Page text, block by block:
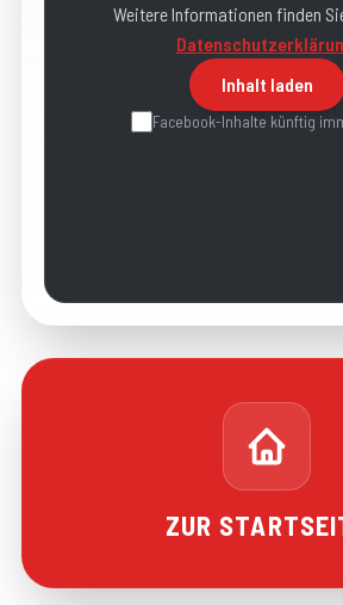
Weitere Informationen finden
Inhalt laden
Facebook-Inhalte künftig
ZUR